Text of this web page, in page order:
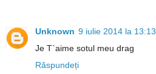
Unknown 9 iulie 2014 la 13:13
Je T`aime sotul meu drag
Răspundeți